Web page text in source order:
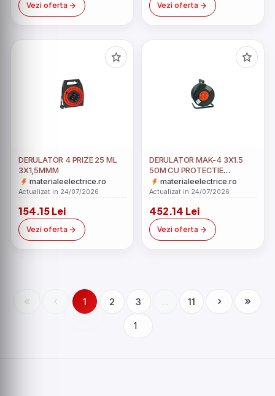
Vezi oferta Vezi oferta
DERULATOR 4 PRIZE 25 ML
3X1,5MMM
materialeelectrice.ro
Actualizat in 24/07/2026
154.15 Lei
Vezi oferta
DERULATOR MAK-4 3X1.5
50M CU PROTECTIE
TERMICA
materialeelectrice.ro
Actualizat in 24/07/2026
452.14 Lei
Vezi oferta
1 2 3 ... 11